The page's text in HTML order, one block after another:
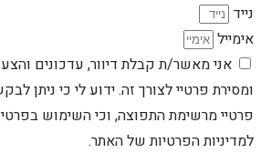
נייד
אימייל
אני מאשר/ת קבלת דיוור, עדכונים
ומסירת פרטיי לצורך זה. ידוע לי כי ניתן
פרטיי מרשימת התפוצה, וכי השימוש
למדיניות הפרטיות של האתר.